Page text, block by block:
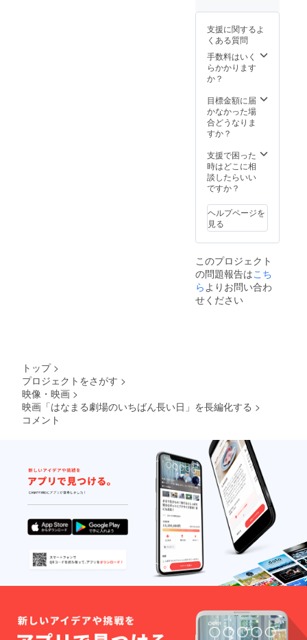
限定1ヶ
月程
度・ダ
ウン
ロード
不可）
配信
（期間
限定1
ロード
可）
配信
限定1ヶ
月程
度・ダ
ウン
ロード
・来年
完成予
定の
「はな
場のい
ちばん
長い
日」長
配信
（期間
限定1ヶ
月程
ウン
ロード
不可）
・お礼
動画DL
とは違
の動画
を3人
セット
で ・踊
り子さ
アクリ
ルスタ
ンドフ
ルセッ
咲里
奈、倖
田李
梨、範
紗々、
長谷川
千紗、
範田
石田夏
希、倒
れてい
る山村
茜、運
も写っ
てい
ている
小林麻
祐子
計8種）
・初咲
里奈、
倖田李
梨、範
田
紗々、
長谷川
千紗の
撮影時
のサイ
点セッ
ト（画
像は選
支援に関するよ
くある質問
手数料はいく
らかかります
か？
目標金額に届
かなかった場
合どうなりま
すか？
支援で困った
時はどこに相
談したらいい
ですか？
ヘルプページを
見る
このプロジェクト
の問題報告はこち
ら よりお問い合わ
せください
トップ >
プロジェクトをさがす >
映像・映画 >
映画「はなまる劇場のいちばん長い日」を長編化する >
コメント